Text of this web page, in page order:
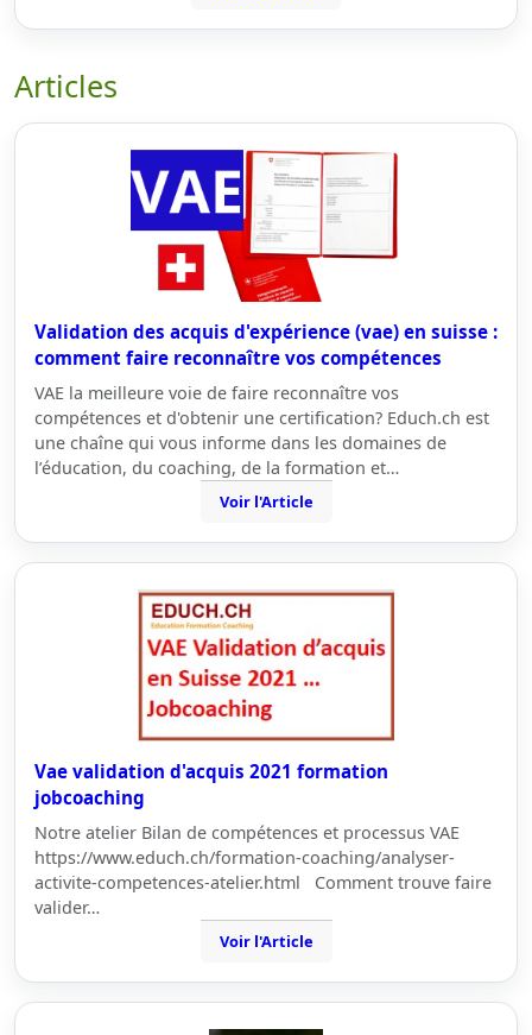
Articles
Validation des acquis d'expérience (vae) en suisse :
comment faire reconnaître vos compétences
VAE la meilleure voie de faire reconnaître vos
compétences et d'obtenir une certification? Educh.ch est
une chaîne qui vous informe dans les domaines de
l’éducation, du coaching, de la formation et…
Voir l'Article
Vae validation d'acquis 2021 formation
jobcoaching
Notre atelier Bilan de compétences et processus VAE
https://www.educh.ch/formation-coaching/analyser-
activite-competences-atelier.html Comment trouve faire
valider…
Voir l'Article